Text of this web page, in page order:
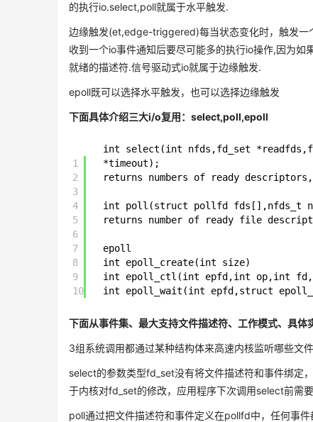
的执行io.select,poll就属于水平触发.
边缘触发(et,edge-triggered)每当状态变化时，触发一
收到一个io事件通知后要尽可能多的执行io操作,因为
就绪的描述符.信号驱动式io就属于边缘触发.
epoll既可以选择水平触发，也可以选择边缘触发
下面具体介绍三大i/o复用：select,poll,epoll
1
2
3
4
5
6
7
8
9
10
int select(int nfds,fd_set
*timeout);
returns numbers of ready
int poll(struct pollfd fds[],nfds_t
returns number of ready file
epoll
int epoll_create(int size)
int epoll_ctl(int epfd,int op,int
int epoll_wait(int epfd,struct
下面从事件集、最大支持文件描述符、工作模式、具体
3组系统调用都通过某种结构体来高速内核监听哪些文
select的参数类型fd_set没有将文件描述符和事件绑定
于内核对fd_set的修改，应用程序下次调用select前需
poll通过把文件描述符和事件定义在pollfd中，任何事